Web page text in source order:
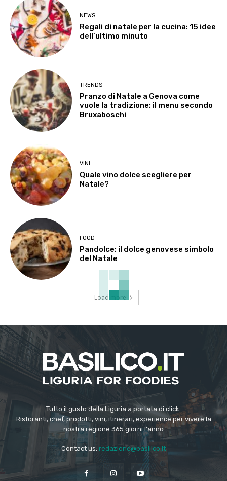
NEWS
Regali di natale per la cucina: 15 idee
dell’ultimo minuto
TRENDS
Pranzo di Natale a Genova come
vuole la tradizione: il menu secondo
Bruxaboschi
VINI
Quale vino dolce scegliere per
Natale?
FOOD
Pandolce: il dolce genovese simbolo
del Natale
Load more
Tutto il gusto della Liguria a portata di click.
Ristoranti, chef, prodotti, vini, itinerari, experience per vivere la
nostra regione 365 giorni l'anno
Contact us: redazione@basilico.it